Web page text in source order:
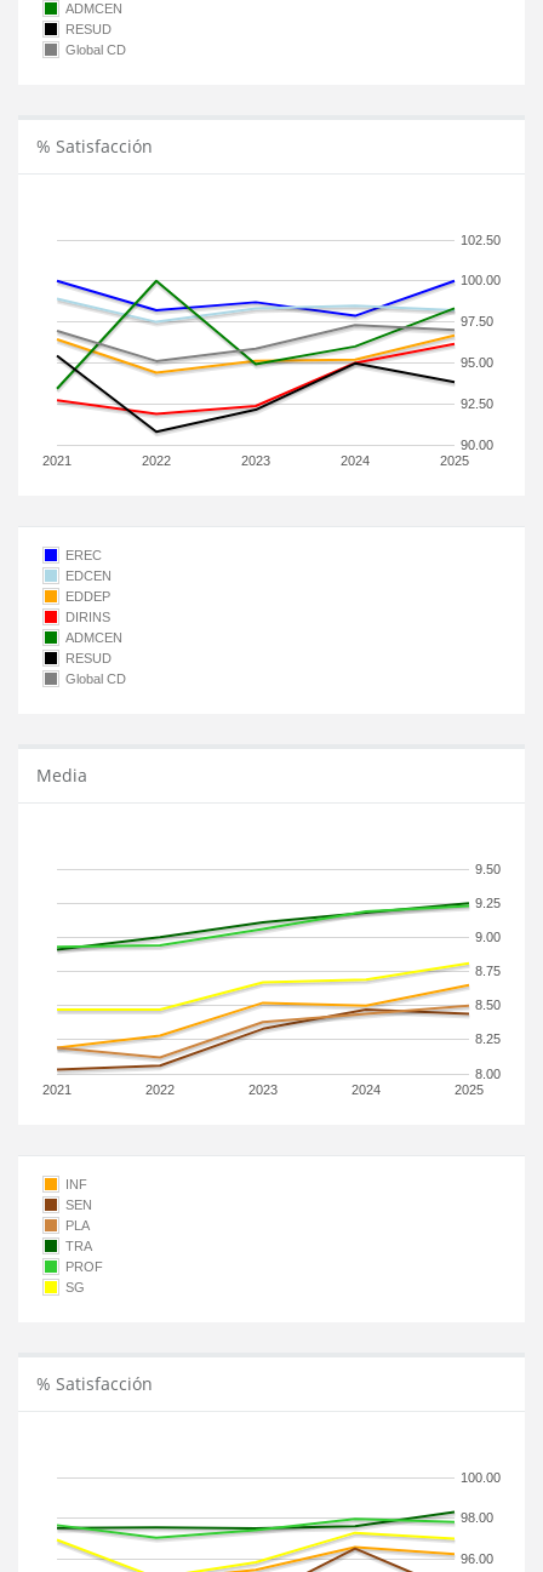
ADMCEN
RESUD
Global CD
% Satisfacción
2021 2022 2023 2024 2025
90.00
92.50
95.00
97.50
100.00
102.50
EREC
EDCEN
EDDEP
DIRINS
ADMCEN
RESUD
Global CD
Media
2021 2022 2023 2024 2025
8.00
8.25
8.50
8.75
9.00
9.25
9.50
INF
SEN
PLA
TRA
PROF
SG
% Satisfacción
96.00
98.00
100.00